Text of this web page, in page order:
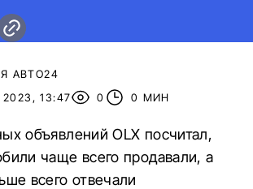
АВТО24
13:47
0 0 МИН
объявлений OLX посчитал,
чаще всего продавали, а
всего отвечали